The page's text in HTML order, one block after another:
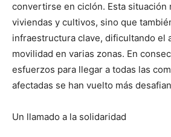
convertirse en ciclón. Esta situación
viviendas y cultivos, sino que
infraestructura clave, dificultando el
movilidad en varias zonas. En
esfuerzos para llegar a todas las
afectadas se han vuelto más
Un llamado a la solidaridad